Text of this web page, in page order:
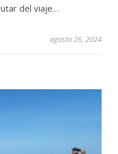
del viaje…
agosto 26, 2024